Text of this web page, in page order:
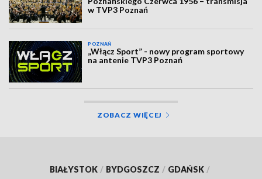
w TVP3 Poznań
POZNAŃ
„Włącz Sport” - nowy program sportowy
na antenie TVP3 Poznań
ZOBACZ WIĘCEJ
BIAŁYSTOK / BYDGOSZCZ / GDAŃSK /